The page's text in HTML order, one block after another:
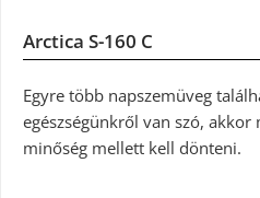
Arctica S-160 C
Egyre több napszemüveg
egészségünkről van szó,
minőség mellett kell dönteni.